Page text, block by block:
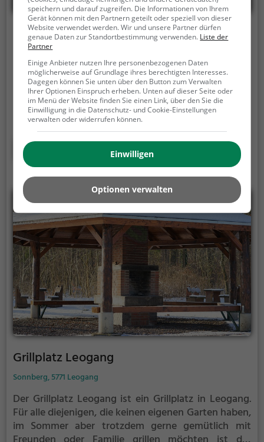
Grillplatz St. Martin bei Lofer
Der Grillplatz St. Martin bei Lofer ist ein Grillplatz in
St. Martin bei Lofer. Für alle diejenigen, die keinen
eigenen Garten haben, im Sommer aber trotzdem
gerne gemütlich mit Freunden oder Familie grillen
möchten ist der Grillplatz St. Martin bei Lofer die
Lösung. Gegrillt wird hier mit Holz.
Mehr erfahren
Grillplatz Leogang
Sonnberg, 5771 Leogang
Der Grillplatz Leogang ist ein Grillplatz in Leogang.
Für alle diejenigen, die keinen eigenen Garten haben,
im Sommer aber trotzdem gerne gemütlich mit
speichern und darauf zugreifen. Die Informationen von Ihrem
Gerät können mit den Partnern geteilt oder speziell von dieser
Website verwendet werden. Wir und unsere Partner dürfen
genaue Daten zur Standortbestimmung verwenden. Liste der
Partner
Einige Anbieter nutzen Ihre personenbezogenen Daten
möglicherweise auf Grundlage ihres berechtigten Interesses.
Dagegen können Sie unten über den Button zum Verwalten
Ihrer Optionen Einspruch erheben. Unten auf dieser Seite oder
im Menü der Website finden Sie einen Link, über den Sie die
Einwilligung in die Datenschutz- und Cookie-Einstellungen
verwalten oder widerrufen können.
Einwilligen
Optionen verwalten